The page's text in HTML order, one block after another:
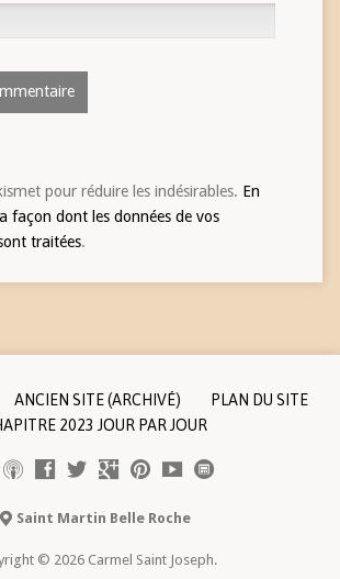
pour réduire les indésirables. En
façon dont les données de vos
traitées.
ANCIEN SITE (ARCHIVÉ)
PLAN DU SITE
2023 JOUR PAR JOUR
Saint Martin Belle Roche
© 2026 Carmel Saint Joseph.